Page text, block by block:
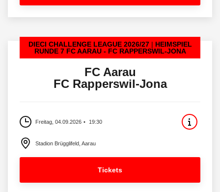
DIECI CHALLENGE LEAGUE 2026/27
HEIMSPIEL
RUNDE 7 FC AARAU - FC RAPPERSWIL-JONA
FC Aarau
FC Rapperswil-Jona
Freitag, 04.09.2026 19:30
Stadion Brügglifeld, Aarau
Tickets